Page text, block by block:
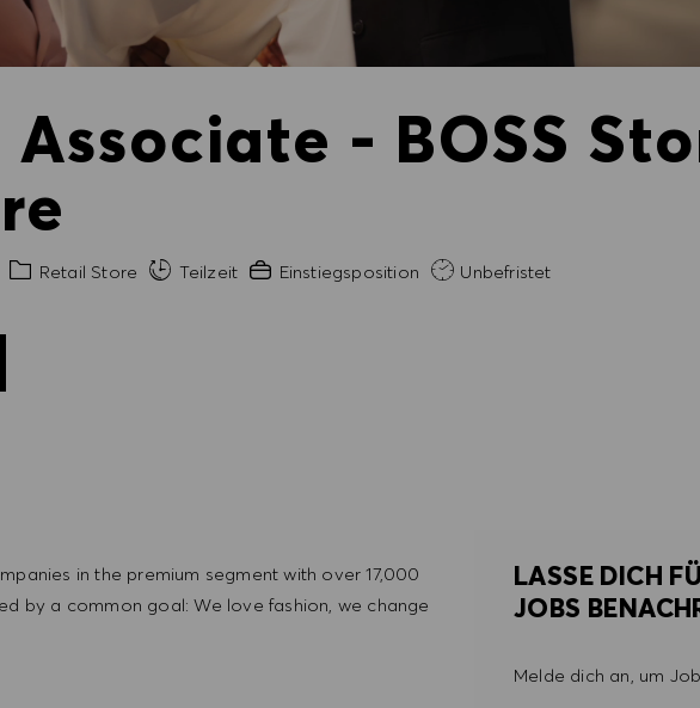
- BOSS
Kategorie
Retail Store Teilzeit Erfahrung erforderlich
Einstiegsposition Unbefristet
in the premium segment with over 17,000
by a common goal: We love fashion, we change
LASSE DICH
JOBS
Melde dich an, um